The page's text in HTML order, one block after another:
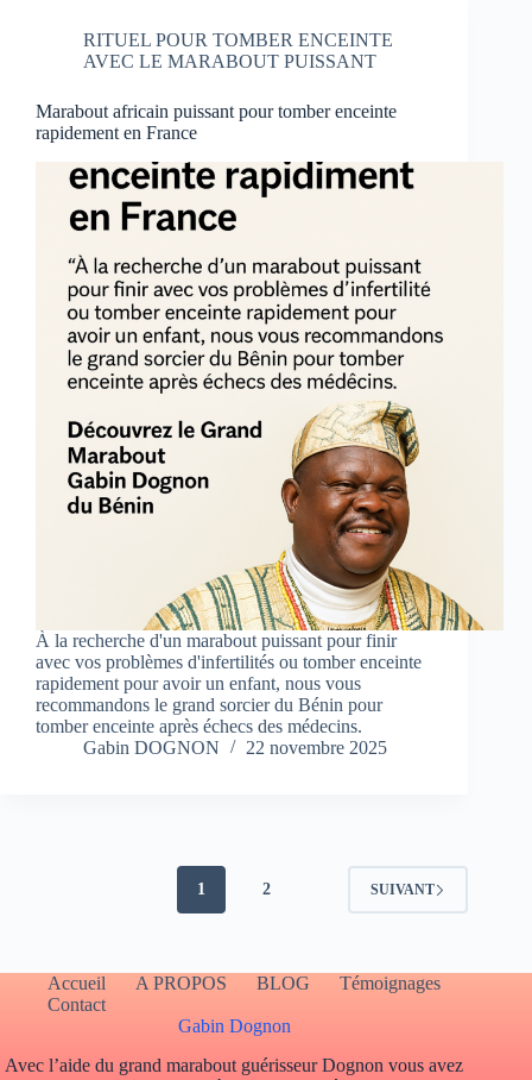
RITUEL POUR TOMBER ENCEINTE
AVEC LE MARABOUT PUISSANT
Marabout africain puissant pour tomber enceinte
rapidement en France
À la recherche d'un marabout puissant pour finir
avec vos problèmes d'infertilités ou tomber enceinte
rapidement pour avoir un enfant, nous vous
recommandons le grand sorcier du Bénin pour
tomber enceinte après échecs des médecins.
Gabin DOGNON
22 novembre 2025
1 2 SUIVANT
Accueil A PROPOS BLOG
Témoignages
Contact
Gabin Dognon
Avec l’aide du grand marabout guérisseur Dognon vous avez